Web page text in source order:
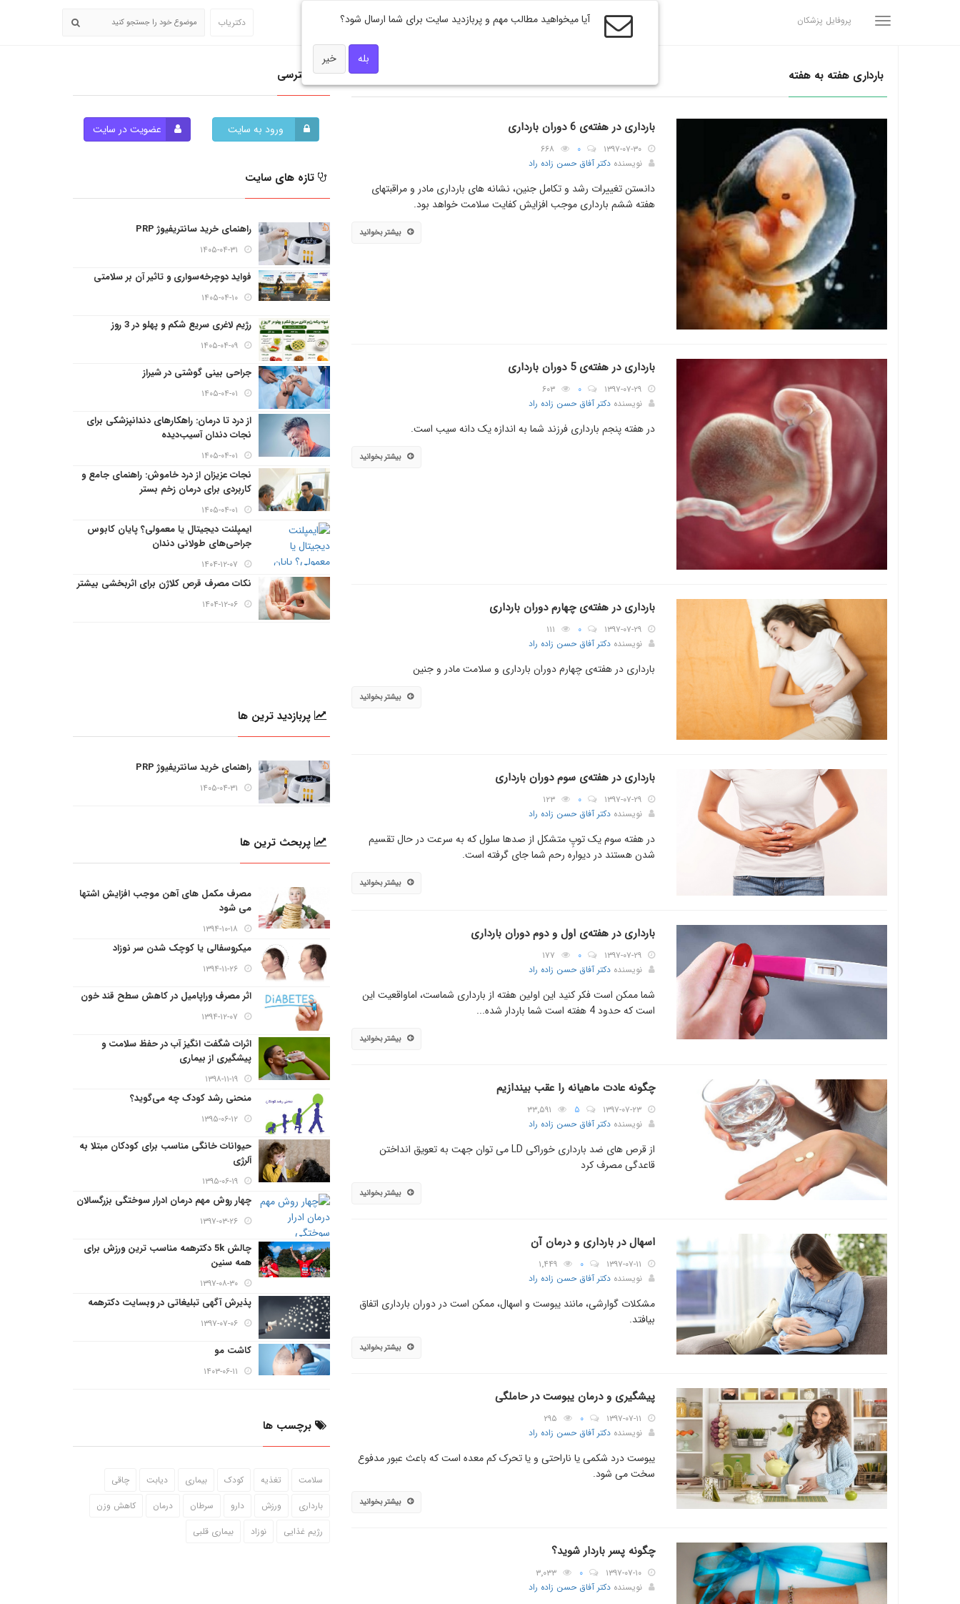
پروفایل پزشکان دکتریاب
بارداری هفته به هفته
بارداری در هفته‌ی 6 دوران بارداری
۱۳۹۷-۰۷-۳۰ ۰
۶۶۸
نویسنده دکتر آفاق حسن زاده راد
دانستن تغییرات رشد و تکامل جنین، نشانه های بارداری مادر و مراقبتهای
هفته ششم بارداری موجب افزایش کفایت سلامت خواهد بود.
بیشتر بخوانید
بارداری در هفته‌ی 5 دوران بارداری
۱۳۹۷-۰۷-۲۹ ۰
۶۰۳
نویسنده دکتر آفاق حسن زاده راد
در هفته پنجم بارداری فرزند شما به اندازه یک دانه سیب است.
بیشتر بخوانید
بارداری در هفته‌ی چهارم دوران بارداری
۱۳۹۷-۰۷-۲۹ ۰
۱۱۱
نویسنده دکتر آفاق حسن زاده راد
بارداری در هفته‌ی چهارم دوران بارداری و سلامت مادر و جنین
بیشتر بخوانید
بارداری در هفته‌ی سوم دوران بارداری
۱۳۹۷-۰۷-۲۹ ۰
۱۲۳
نویسنده دکتر آفاق حسن زاده راد
در هفته سوم یک توپِ متشکل از صدها سلول که به سرعت در حال تقسیم
شدن هستند در دیواره رحم شما جای گرفته است.
بیشتر بخوانید
بارداری در هفته‌ی اول و دوم دوران بارداری
۱۳۹۷-۰۷-۲۹ ۰
۱۷۷
نویسنده دکتر آفاق حسن زاده راد
شما ممکن است فکر کنید این اولین هفته از بارداری شماست، اماواقعیت این
است که حدود 4 هفته است شما باردار شده‌...
بیشتر بخوانید
چگونه عادت ماهیانه را عقب بیندازیم
۱۳۹۷-۰۷-۲۳ ۵
۳۳٬۵۹۱
نویسنده دکتر آفاق حسن زاده راد
از قرص های ضد بارداری خوراکی LD می توان جهت به تعویق انداختن
قاعدگی مصرف کرد
بیشتر بخوانید
اسهال در بارداری و درمان آن
۱۳۹۷-۰۷-۱۱ ۰
۱٬۴۴۹
نویسنده دکتر آفاق حسن زاده راد
مشکلات گوارشی، مانند یبوست و اسهال، ممکن است در دوران بارداری اتفاق
بیافتد.
بیشتر بخوانید
پیشگیری و درمان یبوست در حاملگی
۱۳۹۷-۰۷-۱۱ ۰
۲۹۵
نویسنده دکتر آفاق حسن زاده راد
یبوست درد شکمی یا ناراحتی و یا تحرک کم معده است که باعث عبور مدفوع
سخت می شود.
بیشتر بخوانید
چگونه پسر باردار شوید؟
۱۳۹۷-۰۷-۱۰ ۰
۳٬۰۳۳
نویسنده دکتر آفاق حسن زاده راد
دسترسی
ورود به سایت عضویت در سایت
تازه های سایت
راهنمای خرید سانتریفیوژ PRP
۱۴۰۵-۰۴-۳۱
فواید دوچرخه‌سواری و تاثیر آن بر سلامتی
۱۴۰۵-۰۴-۱۰
رژیم لاغری سریع شکم و پهلو در 3 روز
۱۴۰۵-۰۴-۰۹
جراحی بینی گوشتی در شیراز
۱۴۰۵-۰۴-۰۱
از درد تا درمان: راهکارهای دندانپزشکی برای
نجات دندان آسیب‌دیده
۱۴۰۵-۰۴-۰۱
نجات عزیزان از درد خاموش: راهنمای جامع و
کاربردی برای درمان زخم بستر
۱۴۰۵-۰۴-۰۱
ایمپلنت دیجیتال یا معمولی؟ پایان کابوس
جراحی‌های طولانی دندان
۱۴۰۴-۱۲-۰۷
نکات مصرف قرص کلاژن برای اثربخشی بیشتر
۱۴۰۴-۱۲-۰۶
پربازدید ترین ها
راهنمای خرید سانتریفیوژ PRP
۱۴۰۵-۰۴-۳۱
پربحث ترین ها
مصرف مکمل های آهن موجب افزایش اشتها
می شود
۱۳۹۴-۱۰-۱۸
میکروسفالی یا کوچک شدن سر نوزاد
۱۳۹۴-۱۱-۲۶
اثر مصرف وراپامیل در کاهش سطح قند خون
۱۳۹۴-۱۲-۰۷
اثرات شگفت انگیز آب در حفظ سلامت و
پیشگیری از بیماری
۱۳۹۸-۱۱-۱۹
منحنی رشد کودک چه می‌گوید؟
۱۳۹۵-۰۶-۱۲
حیوانات خانگی مناسب برای کودکان مبتلا به
آلرژی
۱۳۹۵-۰۶-۱۹
چهار روش مهم درمان ادرار سوختگی بزرگسالان
۱۳۹۷-۰۳-۲۶
چالش 5k دکترهمه مناسب ترین ورزش برای
همه سنین
۱۳۹۷-۰۸-۳۰
پذیرش آگهی تبلیغاتی در وبسایت دکترهمه
۱۳۹۷-۰۷-۰۶
کاشت مو
۱۴۰۳-۰۶-۱۱
برچسب ها
سلامت تغذیه کودک بیماری دیابت
چاقی
بارداری
ورزش دارو سرطان درمان
کاهش وزن
رژیم غذایی
نوزاد بیماری قلبی
آیا میخواهید مطالب مهم و پربازدید سایت برای شما ارسال شود؟
بله خیر